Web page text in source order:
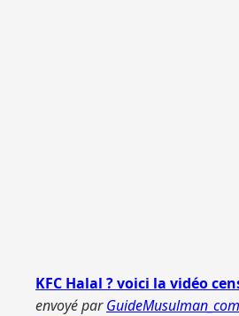
KFC Halal ? voici la vidéo
envoyé parGuideMusulman_com